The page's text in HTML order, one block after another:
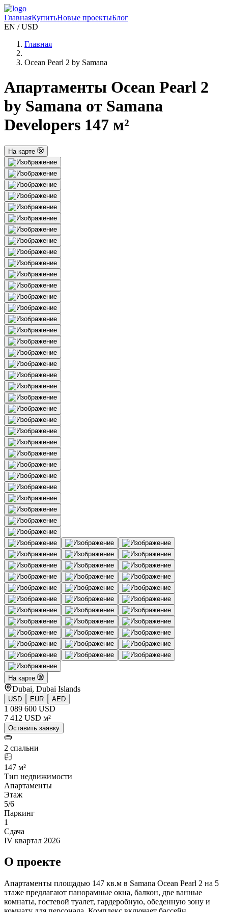
ГлавнаяКупитьНовые проектыБлог
EN / USD
Главная
Ocean Pearl 2 by Samana
Апартаменты Ocean Pearl 2
by Samana от Samana
Developers 147 м²
На карте
На карте
Dubai, Dubai Islands
USD EUR AED
1 089 600 USD
7 412 USD м²
Оставить заявку
2 спальни
147 м²
Тип недвижимости
Апартаменты
Этаж
5/6
Паркинг
1
Сдача
IV квартал 2026
О проекте
Апартаменты площадью 147 кв.м в Samana Ocean Pearl 2 на 5
этаже предлагают панорамные окна, балкон, две ванные
комнаты, гостевой туалет, гардеробную, обеденную зону и